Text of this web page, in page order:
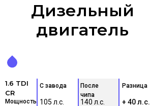
1.6 TDI
CR
Мощность
С завода
105 л.с.
После
чипа
Разница
140 л.с.
+ 40 л.с.
Дизельный
двигатель